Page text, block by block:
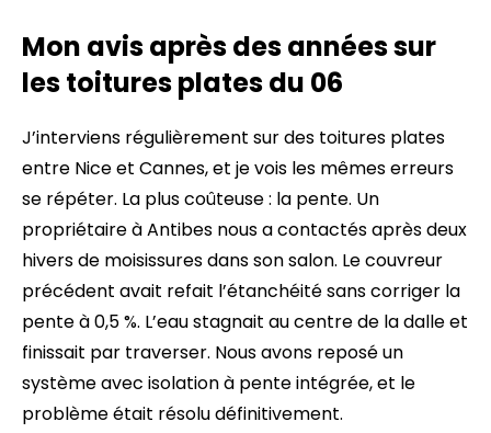
Mon avis après des années sur
les toitures plates du 06
J’interviens régulièrement sur des toitures plates
entre Nice et Cannes, et je vois les mêmes erreurs
se répéter. La plus coûteuse : la pente. Un
propriétaire à Antibes nous a contactés après deux
hivers de moisissures dans son salon. Le couvreur
précédent avait refait l’étanchéité sans corriger la
pente à 0,5 %. L’eau stagnait au centre de la dalle et
finissait par traverser. Nous avons reposé un
système avec isolation à pente intégrée, et le
problème était résolu définitivement.